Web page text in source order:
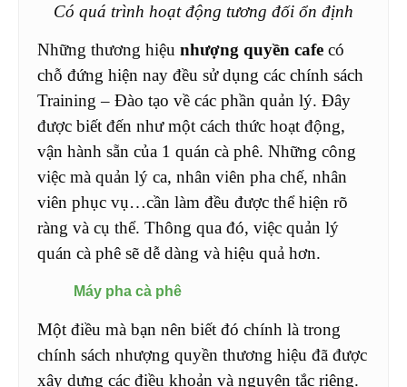
Có quá trình hoạt động tương đối ổn định
Những thương hiệu nhượng quyền cafe có
chỗ đứng hiện nay đều sử dụng các chính sách
Training – Đào tạo về các phần quản lý. Đây
được biết đến như một cách thức hoạt động,
vận hành sẵn của 1 quán cà phê. Những công
việc mà quản lý ca, nhân viên pha chế, nhân
viên phục vụ…cần làm đều được thể hiện rõ
ràng và cụ thể. Thông qua đó, việc quản lý
quán cà phê sẽ dễ dàng và hiệu quả hơn.
Máy pha cà phê
Một điều mà bạn nên biết đó chính là trong
chính sách nhượng quyền thương hiệu đã được
xây dựng các điều khoản và nguyên tắc riêng.